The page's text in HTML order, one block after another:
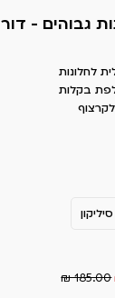
גבוהים - דור 2
לחלונות
בקלות
סיליקון
₪ 185.00